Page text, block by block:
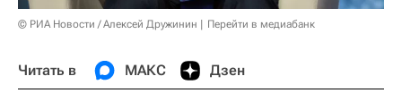
© РИА Новости / Алексей Дружинин Перейти в медиабанк
Читать в МАКС Дзен